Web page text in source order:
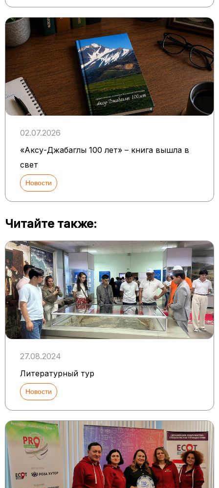
02.07.2026
«Аксу-Джабаглы 100 лет» – книга вышла в
свет
Новости
Читайте также:
27.08.2024
Литературный тур
Новости